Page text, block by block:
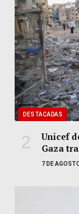
DESTACADAS
Unicef
Gaza
7 DE